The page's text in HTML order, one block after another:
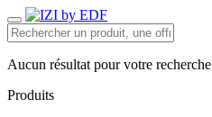
Aucun résultat pour votre recherche
Produits